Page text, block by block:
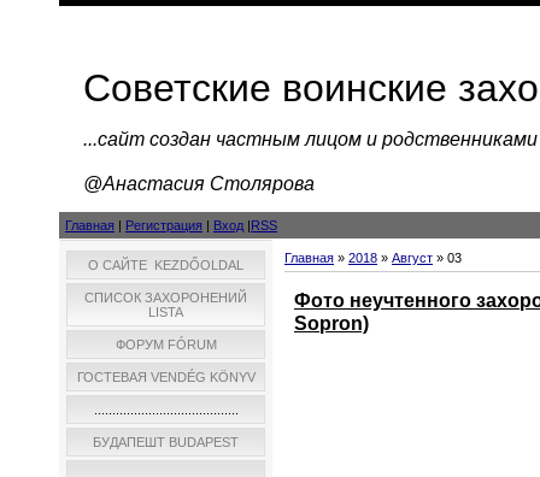
Советские воинские
...cайт создан частным лицом и
@Анастасия Столярова
Главная | Регистрация | Вход |RSS
О САЙТЕ KEZDŐOLDAL
СПИСОК ЗАХОРОНЕНИЙ
LISTA
ФОРУМ FÓRUM
ГОСТЕВАЯ VENDÉG KÖNYV
БУДАПЕШТ BUDAPEST
Главная » 2018 » Август » 03
Фото неучтенного
Sopron)